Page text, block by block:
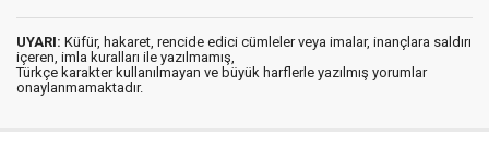
UYARI: Küfür, hakaret, rencide edici cümleler veya imalar, inançlara saldırı
içeren, imla kuralları ile yazılmamış,
Türkçe karakter kullanılmayan ve büyük harflerle yazılmış yorumlar
onaylanmamaktadır.